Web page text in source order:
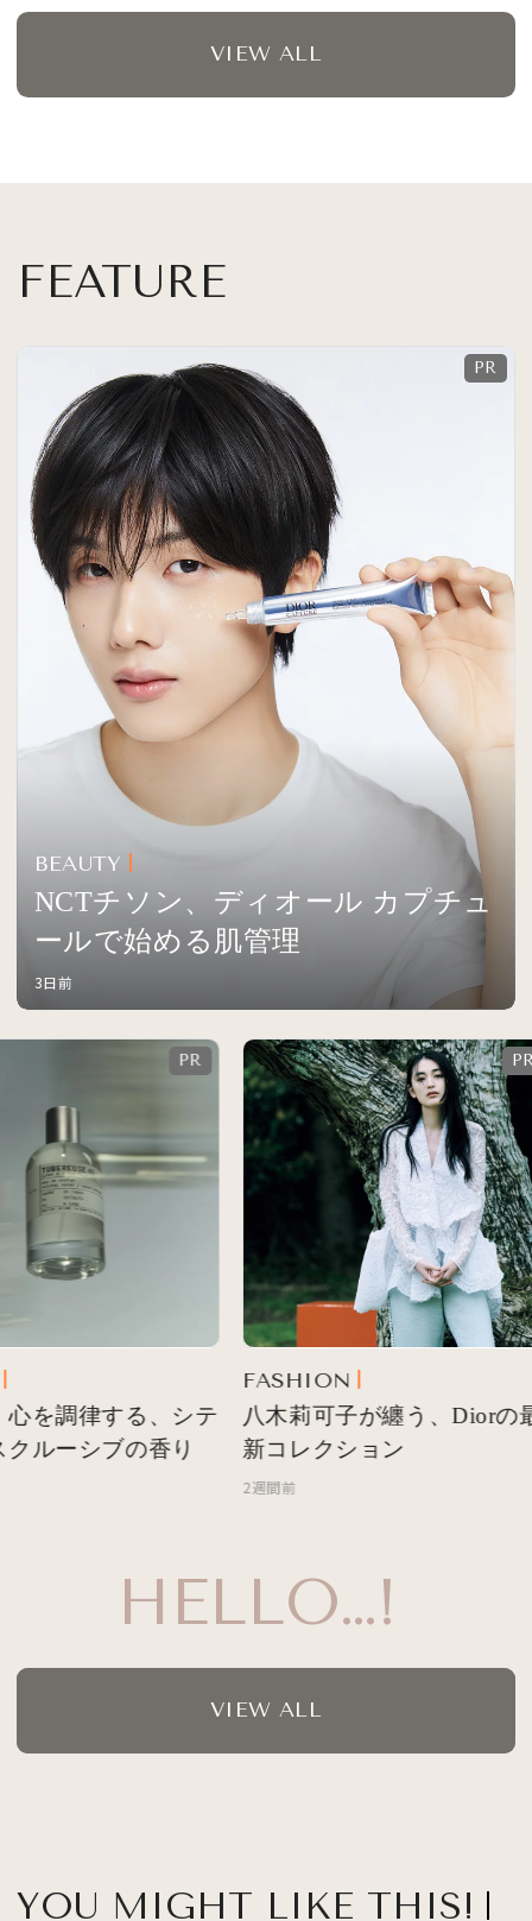
VIEW ALL
FEATURE
BEAUTY
NCTチソン、ディオール カプチュ
ールで始める肌管理
3日前
HELLO…!
を調律する、シテ
ルーシブの香り
FASHION
八木莉可子が纏う、Diorの最
新コレクション
2週間前
VIEW ALL
YOU MIGHT LIKE THIS!